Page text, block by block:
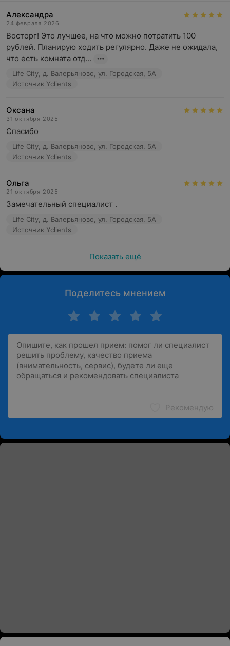
Александра
24 февраля 2026
Восторг! Это лучшее, на что можно потратить 100
рублей. Планирую ходить регулярно. Даже не ожидала,
что есть комната отд...
Life City, д. Валерьяново, ул. Городская, 5А
Источник Yclients
Оксана
31 октября 2025
Спасибо
Life City, д. Валерьяново, ул. Городская, 5А
Источник Yclients
Ольга
21 октября 2025
Замечательный специалист .
Life City, д. Валерьяново, ул. Городская, 5А
Источник Yclients
Показать ещё
Поделитесь мнением
Рекомендую